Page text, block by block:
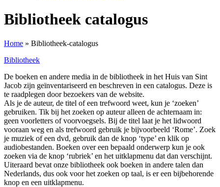
Bibliotheek catalogus
Home » Bibliotheek-catalogus
Bibliotheek
De boeken en andere media in de bibliotheek in het Huis van Sint
Jacob zijn geïnventariseerd en beschreven in een catalogus. Deze is
te raadplegen door bezoekers van de website.
Als je de auteur, de titel of een trefwoord weet, kun je ‘zoeken’
gebruiken. Tik bij het zoeken op auteur alleen de achternaam in:
geen voorletters of voorvoegsels. Bij de titel laat je het lidwoord
vooraan weg en als trefwoord gebruik je bijvoorbeeld ‘Rome’. Zoek
je muziek of een dvd, gebruik dan de knop ‘type’ en klik op
audiobestanden. Boeken over een bepaald onderwerp kun je ook
zoeken via de knop ‘rubriek’ en het uitklapmenu dat dan verschijnt.
Uiteraard bevat onze bibliotheek ook boeken in andere talen dan
Nederlands, dus ook voor het zoeken op taal, is er een bijbehorende
knop en een uitklapmenu.